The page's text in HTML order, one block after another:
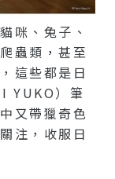
咪、兔子、
蟲類，甚至
這些都是日
YUKO）筆
又帶獵奇色
注，收服日